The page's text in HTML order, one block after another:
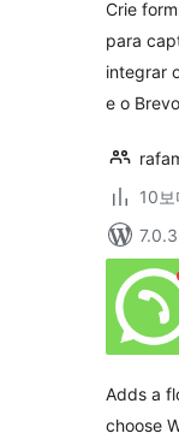
Crie
para
integrar
e o
10
Adds a
choose